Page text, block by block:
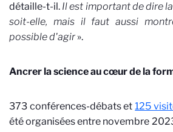
détaille-t-il. Il est important de dire
soit-elle, mais il faut aussi
possible d'agir ».
Ancrer la science au cœur de la
373 conférences-débats et125
été organisées entre novembre